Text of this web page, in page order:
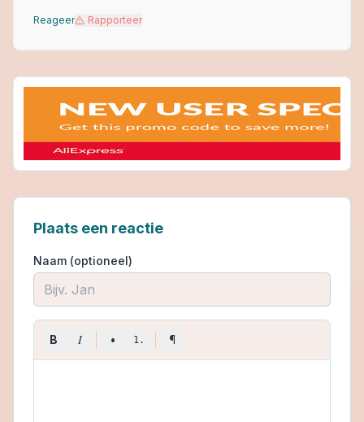
Reageer Rapporteer
Plaats een reactie
Naam (optioneel)
B I • 1. ¶